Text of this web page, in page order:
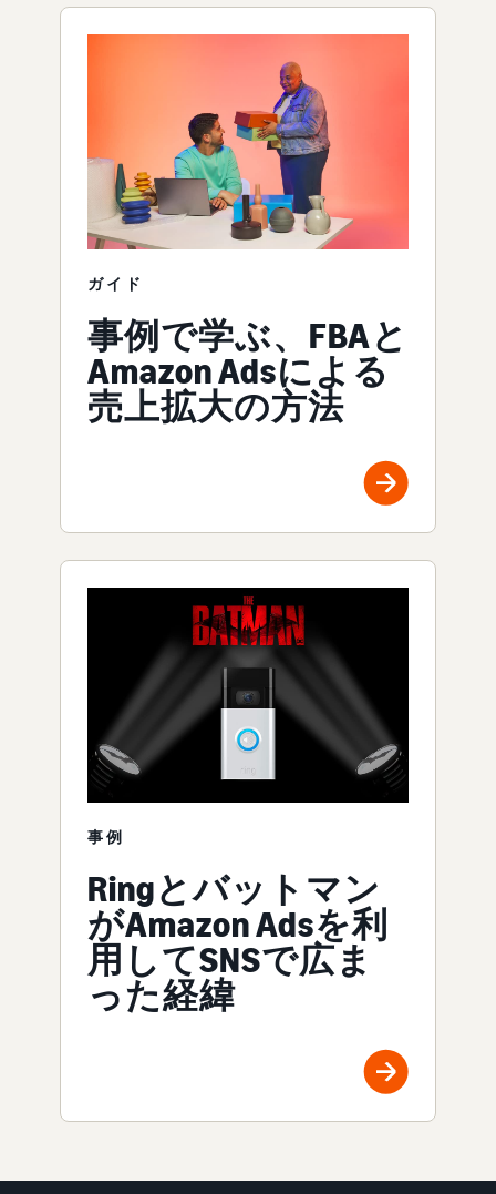
ガイド
事例で学ぶ、FBAと
Amazon Adsによる
売上拡大の方法
事例
Ringとバットマン
がAmazon Adsを利
用してSNSで広ま
った経緯